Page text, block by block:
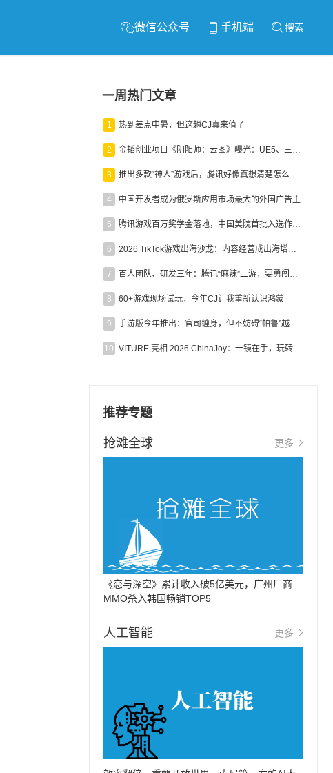
微信公众号 手机端 搜索
一周热门文章
1 热到差点中暑，但这趟CJ真来值了
2 金韬创业项目《阴阳师：云图》曝光：UE5、三端互通、ARPG
3 推出多款“神人”游戏后，腾讯好像真想清楚怎么做二次元了
4 中国开发者成为俄罗斯应用市场最大的外国广告主
5 腾讯游戏百万奖学金落地，中国美院首批入选作品获业内关注
6 2026 TikTok游戏出海沙龙：内容经营成出海增长新引擎
7 百人团队、研发三年：腾讯“麻辣”二游，要勇闯男性恋爱市场
8 60+游戏现场试玩，今年CJ让我重新认识鸿蒙
9 手游版今年推出：官司缠身，但不妨碍“帕鲁”越来越火
10 VITURE 亮相 2026 ChinaJoy：一镜在手，玩转全场！
推荐专题
抢滩全球 更多
《恋与深空》累计收入破5亿美元，广州厂商
MMO杀入韩国畅销TOP5
人工智能 更多